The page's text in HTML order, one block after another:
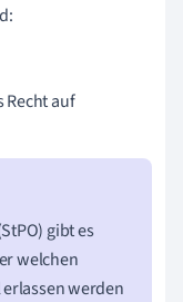
Recht auf
gibt es
welchen
werden